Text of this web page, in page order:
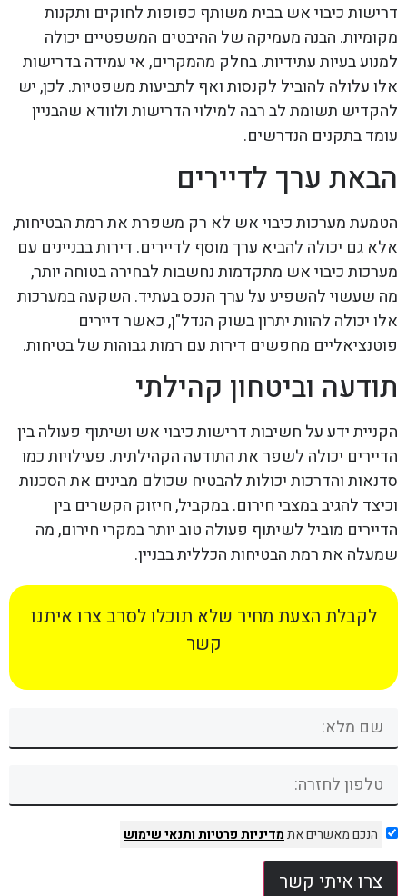
דרישות כיבוי אש בבית משותף כפופות לחוקים ותקנות
מקומיות. הבנה מעמיקה של ההיבטים המשפטיים יכולה
למנוע בעיות עתידיות. בחלק מהמקרים, אי עמידה בדרישות
אלו עלולה להוביל לקנסות ואף לתביעות משפטיות. לכן, יש
להקדיש תשומת לב רבה למילוי הדרישות ולוודא שהבניין
עומד בתקנים הנדרשים.
הבאת ערך לדיירים
הטמעת מערכות כיבוי אש לא רק משפרת את רמת הבטיחות,
אלא גם יכולה להביא ערך מוסף לדיירים. דירות בבניינים עם
מערכות כיבוי אש מתקדמות נחשבות לבחירה בטוחה יותר,
מה שעשוי להשפיע על ערך הנכס בעתיד. השקעה במערכות
אלו יכולה להוות יתרון בשוק הנדל"ן, כאשר דיירים
פוטנציאליים מחפשים דירות עם רמות גבוהות של בטיחות.
תודעה וביטחון קהילתי
הקניית ידע על חשיבות דרישות כיבוי אש ושיתוף פעולה בין
הדיירים יכולה לשפר את התודעה הקהילתית. פעילויות כמו
סדנאות והדרכות יכולות להבטיח שכולם מבינים את הסכנות
וכיצד להגיב במצבי חירום. במקביל, חיזוק הקשרים בין
הדיירים מוביל לשיתוף פעולה טוב יותר במקרי חירום, מה
שמעלה את רמת הבטיחות הכללית בבניין.
לקבלת הצעת מחיר שלא תוכלו לסרב צרו איתנו
קשר
הנכם מאשרים אתמדיניות פרטיותותנאי שימוש
צרו איתי קשר